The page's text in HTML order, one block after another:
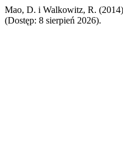
Mao, D. i Walkowitz, R.
(Dostęp: 8 sierpień 2026).